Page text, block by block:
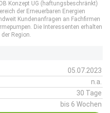
Konzept UG (haftungsbeschränkt)
der Erneuerbaren Energien
Kundenanfragen an Fachfirmen
Die Interessenten erhalten
Region.
05.07.2023
n.a.
30 Tage
bis 6 Wochen